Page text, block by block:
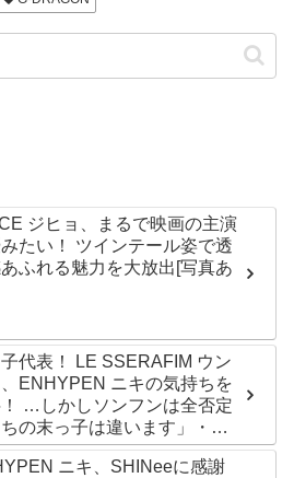
ジヒョ、まるで映画の主演
たい！ ツインテール姿で透
ふれる魅力を大放出[写真あ
代表！ LE SSERAFIM ウン
ENHYPEN ニキの気持ちを
…しかしソンフンは全否定
ちの末っ子は違います」・・
すぎる２人の会話に爆笑
ニキ、SHINeeに感謝